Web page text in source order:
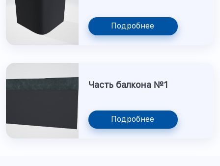
Подробнее
Часть балкона №1
Подробнее